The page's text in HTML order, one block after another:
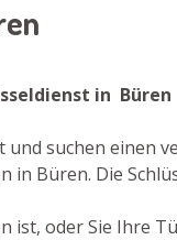
in Büren
und suchen einen
in Büren. Die
ist, oder Sie Ihre